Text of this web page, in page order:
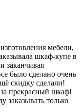
мебели,
шкаф-купе в
заканчивая
было сделано очень
скидку сделали!
за прекрасный шкаф!
заказывать только